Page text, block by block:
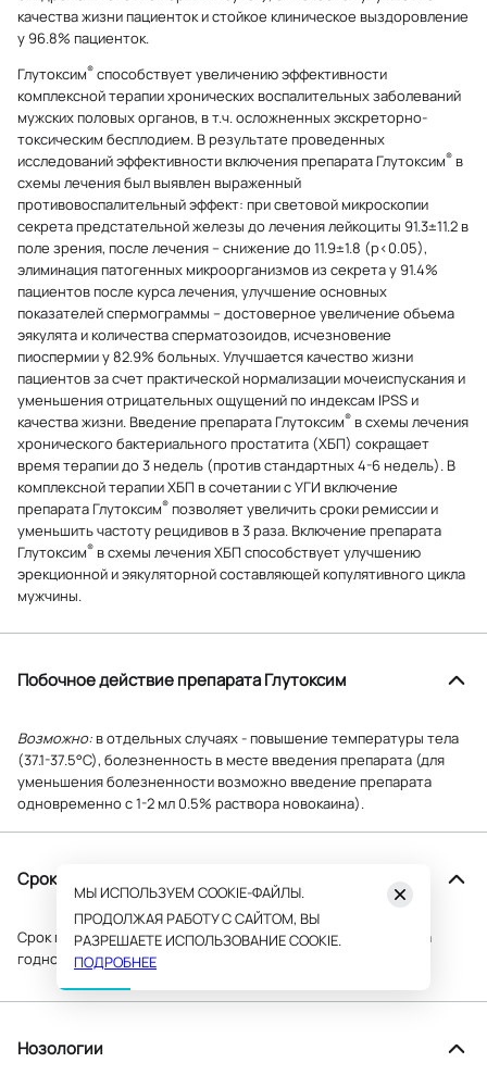
качества жизни пациенток и стойкое клиническое выздоровление
у 96.8% пациенток.
Глутоксим® способствует увеличению эффективности
комплексной терапии хронических воспалительных заболеваний
мужских половых органов, в т.ч. осложненных экскреторно-
токсическим бесплодием. В результате проведенных
исследований эффективности включения препарата Глутоксим® в
схемы лечения был выявлен выраженный
противовоспалительный эффект: при световой микроскопии
секрета предстательной железы до лечения лейкоциты 91.3±11.2 в
поле зрения, после лечения – снижение до 11.9±1.8 (р<0.05),
элиминация патогенных микроорганизмов из секрета у 91.4%
пациентов после курса лечения, улучшение основных
показателей спермограммы – достоверное увеличение объема
эякулята и количества сперматозоидов, исчезновение
пиоспермии у 82.9% больных. Улучшается качество жизни
пациентов за счет практической нормализации мочеиспускания и
уменьшения отрицательных ощущений по индексам IPSS и
качества жизни. Введение препарата Глутоксим® в схемы лечения
хронического бактериального простатита (ХБП) сокращает
время терапии до 3 недель (против стандартных 4-6 недель). В
комплексной терапии ХБП в сочетании с УГИ включение
препарата Глутоксим® позволяет увеличить сроки ремиссии и
уменьшить частоту рецидивов в 3 раза. Включение препарата
Глутоксим® в схемы лечения ХБП способствует улучшению
эрекционной и эякуляторной составляющей копулятивного цикла
мужчины.
Побочное действие препарата Глутоксим
Возможно: в отдельных случаях - повышение температуры тела
(37.1-37.5°С), болезненность в месте введения препарата (для
уменьшения болезненности возможно введение препарата
одновременно с 1-2 мл 0.5% раствора новокаина).
Срок годности
Срок годности - 3 года. Не использовать по истечении срока
годности, указанного на упаковке.
Нозологии
МЫ ИСПОЛЬЗУЕМ COOKIE-ФАЙЛЫ.
ПРОДОЛЖАЯ РАБОТУ С САЙТОМ, ВЫ
РАЗРЕШАЕТЕ ИСПОЛЬЗОВАНИЕ COOKIE.
ПОДРОБНЕЕ